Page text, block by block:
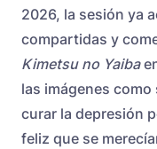
2026, la sesión ya
compartidas y
Kimetsu no Yaiba
las imágenes
curar la depresión
feliz que se